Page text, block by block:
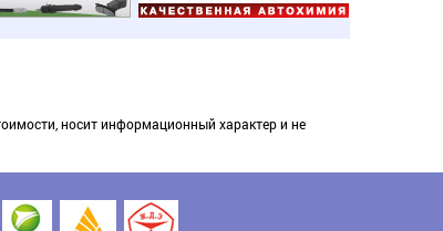
носит информационный характер и не